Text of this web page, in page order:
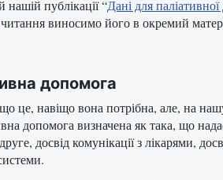
нашій публікації “Дані для
читання виносимо його в окремий
допомога
це, навіщо вона потрібна, але, на
допомога визначена як така, що
досвід комунікації з лікарями,